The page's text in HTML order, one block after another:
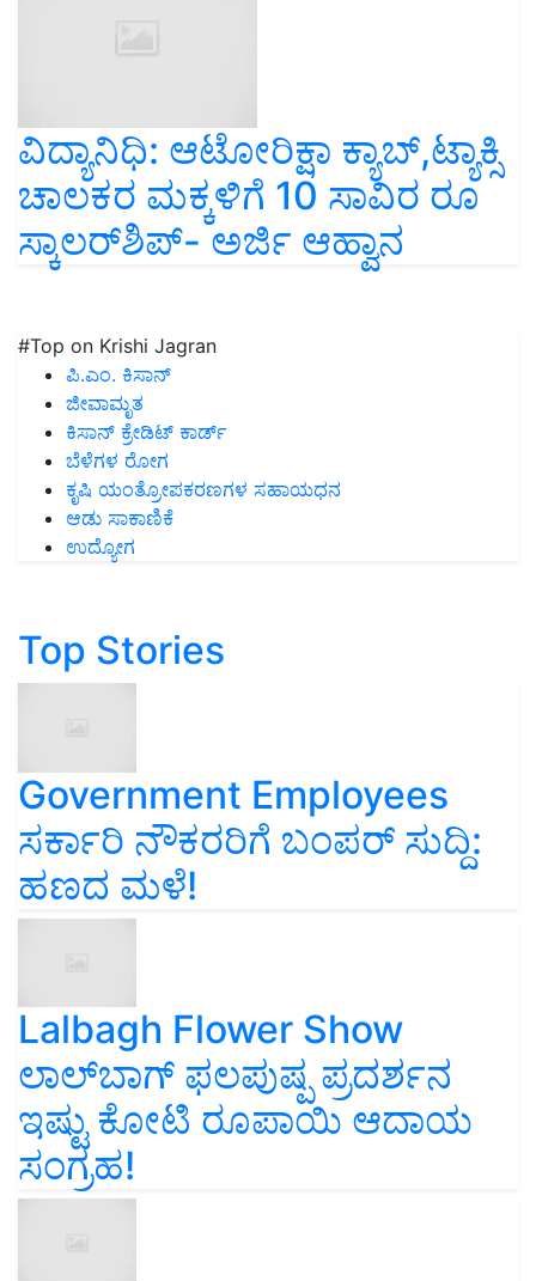
ವಿದ್ಯಾನಿಧಿ: ಆಟೋರಿಕ್ಷಾ ಕ್ಯಾಬ್,ಟ್ಯಾಕ್ಸಿ
ಚಾಲಕರ ಮಕ್ಕಳಿಗೆ 10 ಸಾವಿರ ರೂ
ಸ್ಕಾಲರ್‌ಶಿಪ್‌- ಅರ್ಜಿ ಆಹ್ವಾನ
#Top on Krishi Jagran
ಪಿ.ಎಂ. ಕಿಸಾನ್
ಜೀವಾಮೃತ
ಕಿಸಾನ್ ಕ್ರೇಡಿಟ್ ಕಾರ್ಡ್
ಬೆಳೆಗಳ ರೋಗ
ಕೃಷಿ ಯಂತ್ರೋಪಕರಣಗಳ ಸಹಾಯಧನ
ಆಡು ಸಾಕಾಣಿಕೆ
ಉದ್ಯೋಗ
Top Stories
Government Employees
ಸರ್ಕಾರಿ ನೌಕರರಿಗೆ ಬಂಪರ್‌ ಸುದ್ದಿ:
ಹಣದ ಮಳೆ!
Lalbagh Flower Show
ಲಾಲ್‌ಬಾಗ್ ಫಲಪುಷ್ಪ ಪ್ರದರ್ಶನ
ಇಷ್ಟು ಕೋಟಿ ರೂಪಾಯಿ ಆದಾಯ
ಸಂಗ್ರಹ!